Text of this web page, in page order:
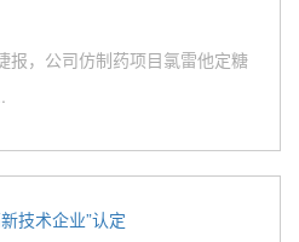
报，公司仿制药项目氯雷他定糖